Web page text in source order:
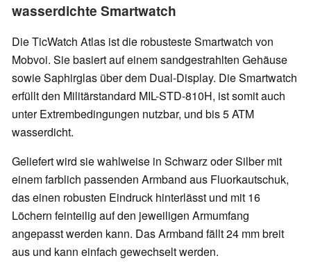
wasserdichte Smartwatch
Die TicWatch Atlas ist die robusteste Smartwatch von
Mobvoi. Sie basiert auf einem sandgestrahlten Gehäuse
sowie Saphirglas über dem Dual-Display. Die Smartwatch
erfüllt den Militärstandard MIL-STD-810H, ist somit auch
unter Extrembedingungen nutzbar, und bis 5 ATM
wasserdicht.
Geliefert wird sie wahlweise in Schwarz oder Silber mit
einem farblich passenden Armband aus Fluorkautschuk,
das einen robusten Eindruck hinterlässt und mit 16
Löchern feinteilig auf den jeweiligen Armumfang
angepasst werden kann. Das Armband fällt 24 mm breit
aus und kann einfach gewechselt werden.